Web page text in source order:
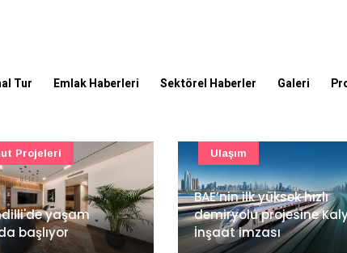
Tur Emlak Haberleri Sektörel Haberler Galeri
ilk yüksek hızlı
projesine Kalyon
imzası
Mimarlık ve mühendislik
projeleri e-PYS ile dijital
ortama taşınacak
Güncel